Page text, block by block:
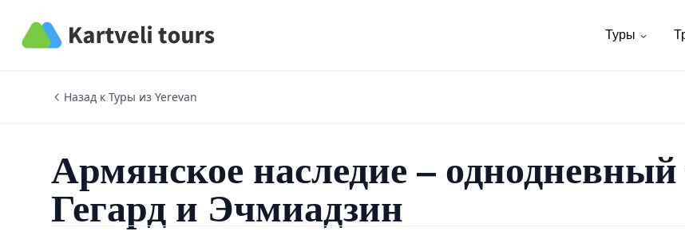
Kartveli Tours Туры
Назад к Туры из Yerevan
Армянское наследие –
Гегард и Эчмиадзин